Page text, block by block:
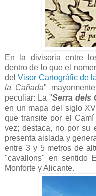
En la divisoria entre
dentro de lo que el
delVisor Cartogràfic de
la Cañada"
peculiar: La "Serra dels
en un mapa del siglo
que transite por el
vez; destaca, no por su
presenta aislada y
entre 3 y 5 metros de
"cavallons" en sentido
Monforte y Alicante.